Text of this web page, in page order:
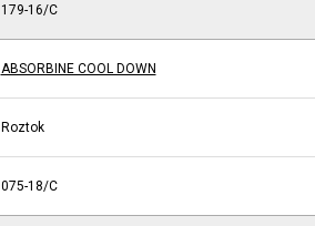
179-16/C
ABSORBINE COOL DOWN
Roztok
075-18/C